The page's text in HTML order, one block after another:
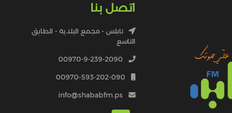
اتصل بنا
نابلس - مجمع البلدية - الطابق
التاسع
00970-9-239-2090
00970-593-202-090
info@shababfm.ps